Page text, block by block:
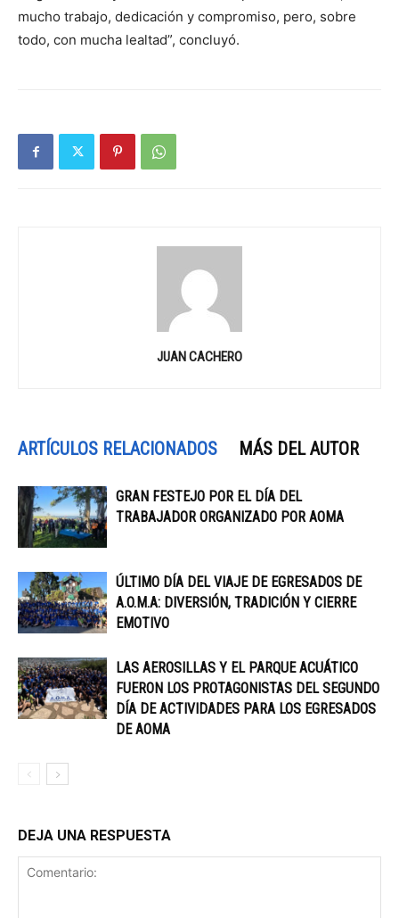
mucho trabajo, dedicación y compromiso, pero, sobre
todo, con mucha lealtad”, concluyó.
JUAN CACHERO
ARTÍCULOS RELACIONADOS MÁS DEL AUTOR
GRAN FESTEJO POR EL DÍA DEL
TRABAJADOR ORGANIZADO POR AOMA
ÚLTIMO DÍA DEL VIAJE DE EGRESADOS DE
A.O.M.A: DIVERSIÓN, TRADICIÓN Y CIERRE
EMOTIVO
LAS AEROSILLAS Y EL PARQUE ACUÁTICO
FUERON LOS PROTAGONISTAS DEL SEGUNDO
DÍA DE ACTIVIDADES PARA LOS EGRESADOS
DE AOMA
DEJA UNA RESPUESTA